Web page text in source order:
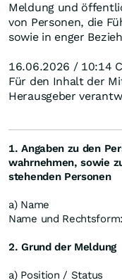
Meldung und
von Personen, die
sowie in enger
16.06.2026 / 10:14
Für den Inhalt der
Herausgeber
1. Angaben zu den
wahrnehmen, sowie
stehenden Personen
a) Name
Name und Rechtsform:
2. Grund der Meldung
a) Position / Status